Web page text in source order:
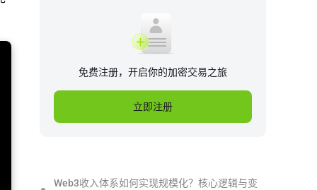
免费注册，开启你的加密交易之旅
立即注册
Web3收入体系如何实现规模化？核心逻辑与变